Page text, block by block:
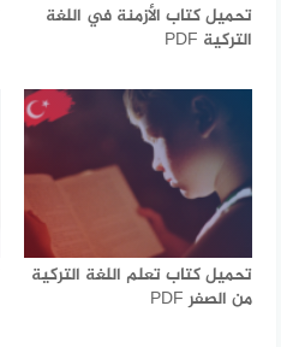
تحميل كتاب الأزمنة في اللغة
التركية PDF
تحميل كتاب تعلم اللغة التركية
من الصفر PDF